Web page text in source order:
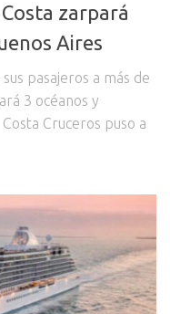
zarpará
Aires
pasajeros a más de
3 océanos y
Cruceros puso a